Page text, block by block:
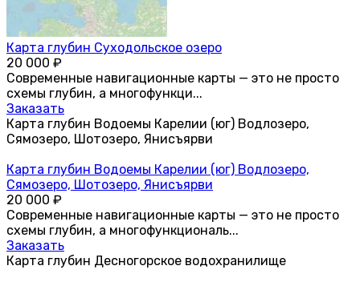
Карта глубин Cуходольское озеро
20 000 ₽
Современные навигационные карты — это не просто
схемы глубин, а многофункци...
Заказать
Карта глубин Водоемы Карелии (юг) Водлозеро,
Сямозеро, Шотозеро, Янисъярви
Карта глубин Водоемы Карелии (юг) Водлозеро,
Сямозеро, Шотозеро, Янисъярви
20 000 ₽
Современные навигационные карты — это не просто
схемы глубин, а многофункциональ...
Заказать
Карта глубин Десногорское водохранилище